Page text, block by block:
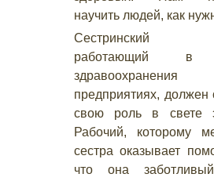
научить людей, как
Сестринский
работающий в
предприятиях, должен
свою роль в свете
Рабочий, которому
сестра оказывает
что она